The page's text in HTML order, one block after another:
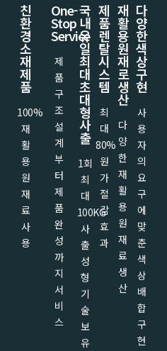
친
환
경
소
재
제
품
100%
재
활
용
원
재
료
사
용
One-
Stop
Service
제
품
구
조
설
계
부
터
제
품
완
성
까
지
서
비
스
국
내
유
일
최
대
초
대
형
사
출
1회
최
대
100KG
사
출
성
형
기
술
보
유
제
품
렌
탈
시
스
템
최
대
80%
원
가
절
감
효
과
재
활
용
원
재
로
생
산
다
양
한
재
활
용
원
재
료
생
산
다
양
한
색
상
구
현
사
용
자
의
요
구
에
맞
춘
색
상
배
합
구
현